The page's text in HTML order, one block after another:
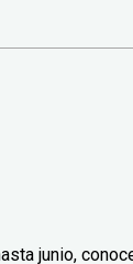
junio,